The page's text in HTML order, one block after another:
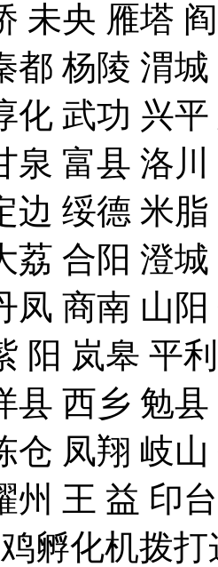
未央 雁塔
都 杨陵 渭
化 武功 兴
泉 富县 洛
边 绥德 米
荔 合阳 澄
凤 商南 山
阳 岚皋 平
县 西乡 勉
仓 凤翔 岐
州 王 益 印
孵化机拨打